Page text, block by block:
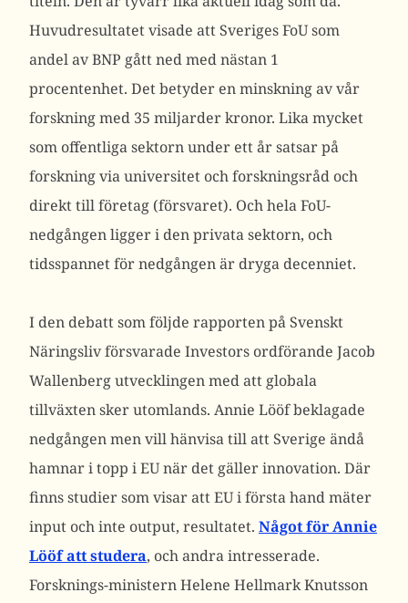
Huvudresultatet visade att Sveriges FoU som
andel av BNP gått ned med nästan 1
procentenhet. Det betyder en minskning av vår
forskning med 35 miljarder kronor. Lika mycket
som offentliga sektorn under ett år satsar på
forskning via universitet och forskningsråd och
direkt till företag (försvaret). Och hela FoU-
nedgången ligger i den privata sektorn, och
tidsspannet för nedgången är dryga decenniet.
I den debatt som följde rapporten på Svenskt
Näringsliv försvarade Investors ordförande Jacob
Wallenberg utvecklingen med att globala
tillväxten sker utomlands. Annie Lööf beklagade
nedgången men vill hänvisa till att Sverige ändå
hamnar i topp i EU när det gäller innovation. Där
finns studier som visar att EU i första hand mäter
input och inte output, resultatet. Något för Annie
Lööf att studera, och andra intresserade.
Forsknings-ministern Helene Hellmark Knutsson